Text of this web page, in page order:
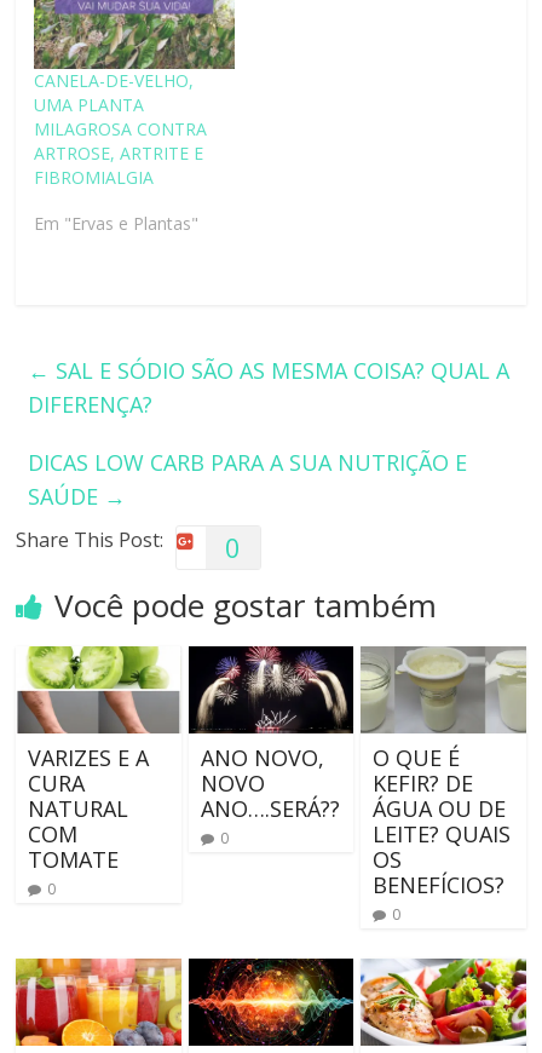
CANELA-DE-VELHO,
UMA PLANTA
MILAGROSA CONTRA
ARTROSE, ARTRITE E
FIBROMIALGIA
Em "Ervas e Plantas"
← SAL E SÓDIO SÃO AS MESMA COISA? QUAL A
DIFERENÇA?
DICAS LOW CARB PARA A SUA NUTRIÇÃO E
SAÚDE →
Share This Post: 0
Você pode gostar também
VARIZES E A
CURA
NATURAL
COM
TOMATE
0
ANO NOVO,
NOVO
ANO….SERÁ??
0
O QUE É
KEFIR? DE
ÁGUA OU DE
LEITE? QUAIS
OS
BENEFÍCIOS?
0